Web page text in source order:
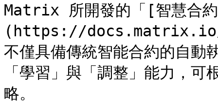
Matrix 所開發的「[智慧合
(https://
不僅具備傳統智能合約的自動
「學習」與「調整」能力，
略。